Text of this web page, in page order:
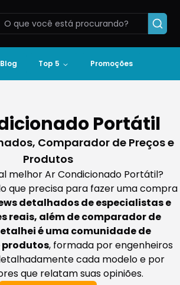
Blog Top 5 Promoções
Portátil
Comparador de Preços e
Produtos
melhor Ar Condicionado Portátil?
que precisa para fazer uma compra
detalhados de especialistas e
reais, além de comparador de
é uma comunidade de
, formada por engenheiros
cada modelo e por
que relatam suas opiniões.